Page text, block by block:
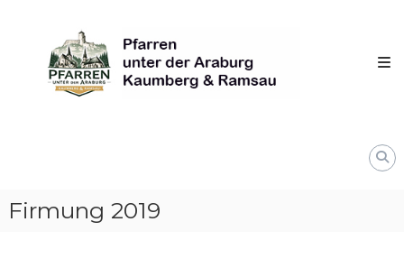
content
unter
derAraburg
Kaumberg
Firmung 2019